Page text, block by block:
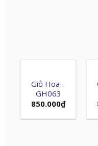
Giỏ Hoa –
GH063
850.000₫